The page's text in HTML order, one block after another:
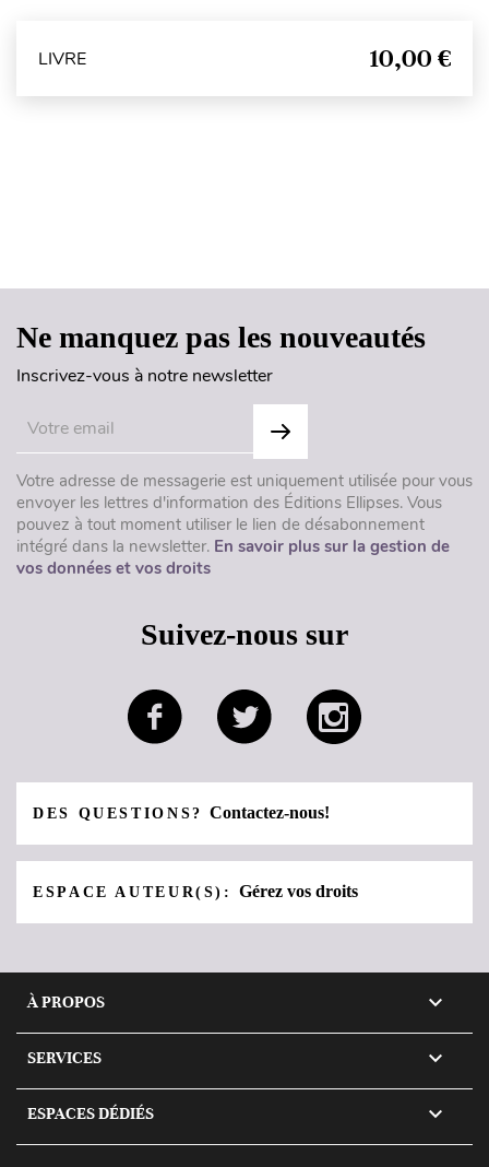
LIVRE 10,00 €
Ne manquez pas les nouveautés
Inscrivez-vous à notre newsletter
Votre adresse de messagerie est uniquement utilisée pour vous
envoyer les lettres d'information des Éditions Ellipses. Vous
pouvez à tout moment utiliser le lien de désabonnement
intégré dans la newsletter. En savoir plus sur la gestion de
vos données et vos droits
Suivez-nous sur
DES QUESTIONS?Contactez-nous!
ESPACE AUTEUR(S):Gérez vos droits
À PROPOS 
SERVICES 
ESPACES DÉDIÉS 